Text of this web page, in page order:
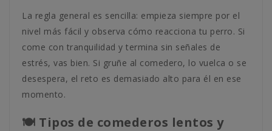
La regla general es sencilla: empieza siempre por el
nivel más fácil y observa cómo reacciona tu perro. Si
come con tranquilidad y termina sin señales de
estrés, vas bien. Si gruñe al comedero, lo vuelca o se
desespera, el reto es demasiado alto para él en ese
momento.
🍽️ Tipos de comederos lentos y